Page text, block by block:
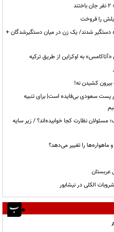
را فروخت
دستگیر شدند/ یک زن در میان دستگیرشدگان +
به اوکراین از طریق ترکیه
بیرون کشیدن نه!
پست سعودی بی‌فایده است| برای تنبیه
نظارت کجا خوابیده‌اند؟ / زیر سایه
را تغییر می‌دهد؟
عربستان